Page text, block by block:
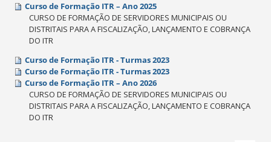
Curso de Formação ITR – Ano 2025
CURSO DE FORMAÇÃO DE SERVIDORES MUNICIPAIS OU
DISTRITAIS PARA A FISCALIZAÇÃO, LANÇAMENTO E COBRANÇA
DO ITR
Curso de Formação ITR - Turmas 2023
Curso de Formação ITR - Turmas 2023
Curso de Formação ITR – Ano 2026
CURSO DE FORMAÇÃO DE SERVIDORES MUNICIPAIS OU
DISTRITAIS PARA A FISCALIZAÇÃO, LANÇAMENTO E COBRANÇA
DO ITR